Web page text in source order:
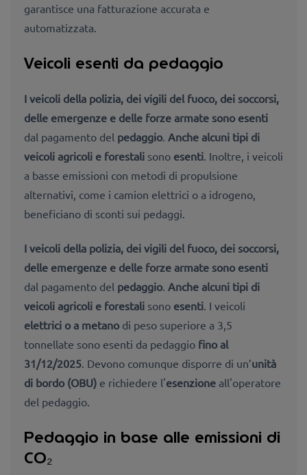
garantisce una fatturazione accurata e
automatizzata.
Veicoli esenti da pedaggio
I veicoli della polizia, dei vigili del fuoco, dei soccorsi,
delle emergenze e delle forze armate sono esenti
dal pagamento del pedaggio Anche alcuni tipi di
veicoli agricoli e forestali sono esenti . Inoltre, i veicoli
a basse emissioni con metodi di propulsione
alternativi, come i camion elettrici o a idrogeno,
beneficiano di sconti sui pedaggi.
I veicoli della polizia, dei vigili del fuoco, dei soccorsi,
delle emergenze e delle forze armate sono esenti
dal pagamento del pedaggio. Anche alcuni tipi di
veicoli agricoli e forestali sono esenti. I veicoli
elettrici o a metano di peso superiore a 3,5
tonnellate sono esenti da pedaggio fino al
31/12/2025. Devono comunque disporre di un’unità
di bordo (OBU) e richiedere l'esenzione all'operatore
del pedaggio.
Pedaggio in base alle emissioni di
CO₂